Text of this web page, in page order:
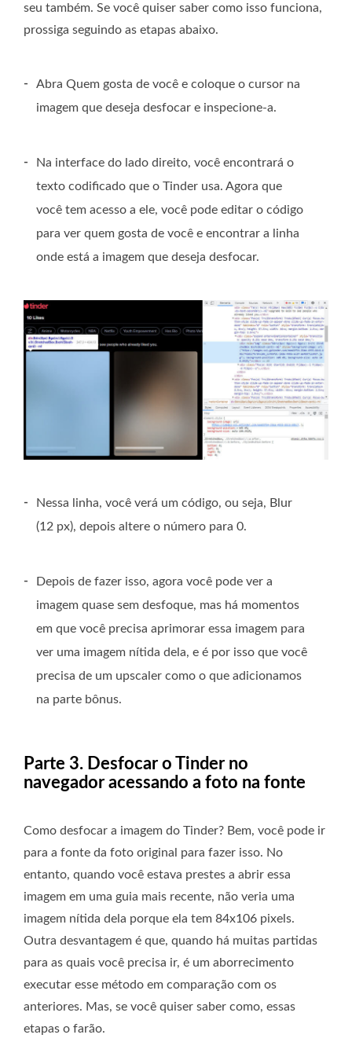
seu também. Se você quiser saber como isso funciona,
prossiga seguindo as etapas abaixo.
-
Abra Quem gosta de você e coloque o cursor na
imagem que deseja desfocar e inspecione-a.
-
Na interface do lado direito, você encontrará o
texto codificado que o Tinder usa. Agora que
você tem acesso a ele, você pode editar o código
para ver quem gosta de você e encontrar a linha
onde está a imagem que deseja desfocar.
-
Nessa linha, você verá um código, ou seja, Blur
(12 px), depois altere o número para 0.
-
Depois de fazer isso, agora você pode ver a
imagem quase sem desfoque, mas há momentos
em que você precisa aprimorar essa imagem para
ver uma imagem nítida dela, e é por isso que você
precisa de um upscaler como o que adicionamos
na parte bônus.
Parte 3. Desfocar o Tinder no
navegador acessando a foto na fonte
Como desfocar a imagem do Tinder? Bem, você pode ir
para a fonte da foto original para fazer isso. No
entanto, quando você estava prestes a abrir essa
imagem em uma guia mais recente, não veria uma
imagem nítida dela porque ela tem 84x106 pixels.
Outra desvantagem é que, quando há muitas partidas
para as quais você precisa ir, é um aborrecimento
executar esse método em comparação com os
anteriores. Mas, se você quiser saber como, essas
etapas o farão.